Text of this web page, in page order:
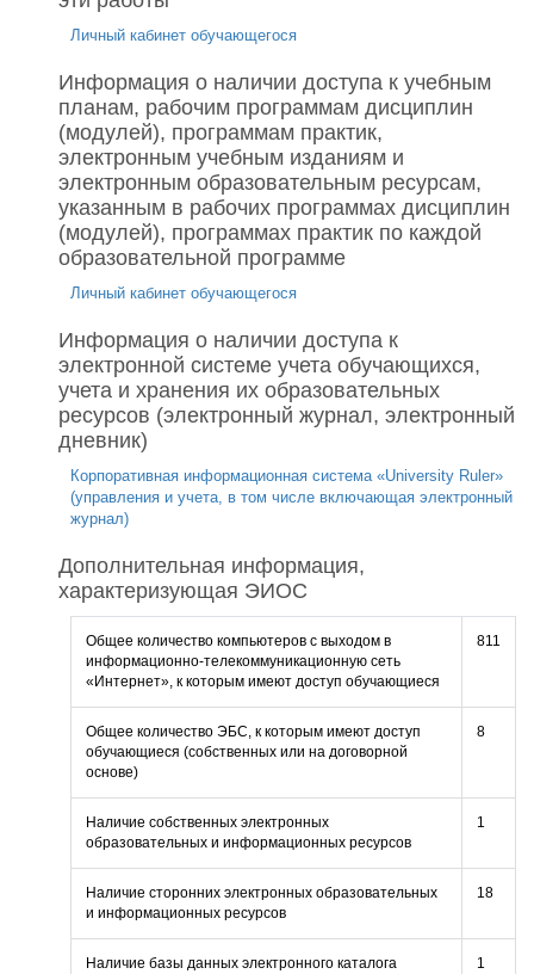
Личный кабинет обучающегося
Информация о наличии доступа к учебным
планам, рабочим программам дисциплин
(модулей), программам практик,
электронным учебным изданиям и
электронным образовательным ресурсам,
указанным в рабочих программах дисциплин
(модулей), программах практик по каждой
образовательной программе
Личный кабинет обучающегося
Информация о наличии доступа к
электронной системе учета обучающихся,
учета и хранения их образовательных
ресурсов (электронный журнал, электронный
дневник)
Корпоративная информационная система «University Ruler»
(управления и учета, в том числе включающая электронный
журнал)
Дополнительная информация,
характеризующая ЭИОС
Общее количество компьютеров с выходом в
информационно-телекоммуникационную сеть
«Интернет», к которым имеют доступ обучающиеся
811
Общее количество ЭБС, к которым имеют доступ
обучающиеся (собственных или на договорной
основе)
8
Наличие собственных электронных
образовательных и информационных ресурсов
1
Наличие сторонних электронных образовательных
и информационных ресурсов
18
Наличие базы данных электронного каталога
1